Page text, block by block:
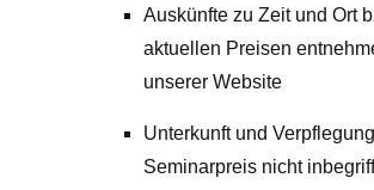
Auskünfte zu Zeit und Ort
aktuellen Preisen
unserer Website
Unterkunft und
Seminarpreis nicht